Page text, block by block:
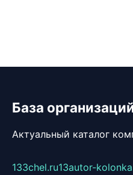
База
Актуальный каталог
133chel.ru13autor-